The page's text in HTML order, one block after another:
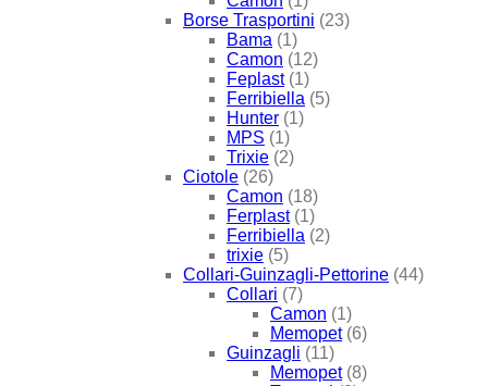
Borse Trasportini (23)
Bama (1)
Camon (12)
Feplast (1)
Ferribiella (5)
Hunter (1)
MPS (1)
Trixie (2)
Ciotole (26)
Camon (18)
Ferplast (1)
Ferribiella (2)
trixie (5)
Collari-Guinzagli-Pettorine (44)
Collari (7)
Camon (1)
Memopet (6)
Guinzagli (11)
Memopet (8)